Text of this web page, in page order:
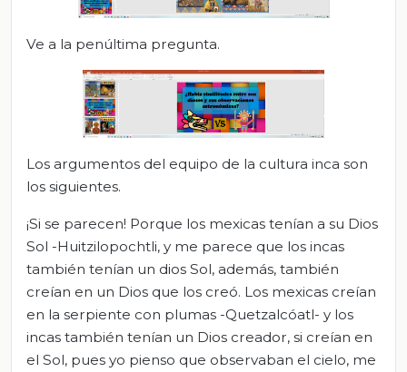
Ve a la penúltima pregunta.
Los argumentos del equipo de la cultura inca son
los siguientes.
¡Si se parecen! Porque los mexicas tenían a su Dios
Sol -Huitzilopochtli, y me parece que los incas
también tenían un dios Sol, además, también
creían en un Dios que los creó. Los mexicas creían
en la serpiente con plumas -Quetzalcóatl- y los
incas también tenían un Dios creador, si creían en
el Sol, pues yo pienso que observaban el cielo, me